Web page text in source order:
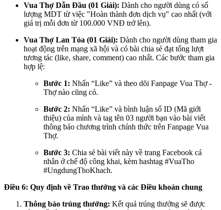
Vua Thợ Dẫn Đầu (01 Giải): Dành cho người dùng có số
lượng MDT từ việc "Hoàn thành đơn dịch vụ" cao nhất (với
giá trị mỗi đơn từ 100.000 VNĐ trở lên).
Vua Thợ Lan Tỏa (01 Giải): Dành cho người dùng tham gia
hoạt động trên mạng xã hội và có bài chia sẻ đạt tổng lượt
tương tác (like, share, comment) cao nhất. Các bước tham gia
hợp lệ:
Bước 1: Nhấn “Like” và theo dõi Fanpage Vua Thợ -
Thợ nào cũng có.
Bước 2: Nhấn “Like” và bình luận số ID (Mã giới
thiệu) của mình và tag tên 03 người bạn vào bài viết
thông báo chương trình chính thức trên Fanpage Vua
Thợ.
Bước 3: Chia sẻ bài viết này về trang Facebook cá
nhân ở chế độ công khai, kèm hashtag #VuaTho
#UngdungThoKhach.
Điều 6: Quy định về Trao thưởng và các Điều khoản chung
Thông báo trúng thưởng: Kết quả trúng thưởng sẽ được